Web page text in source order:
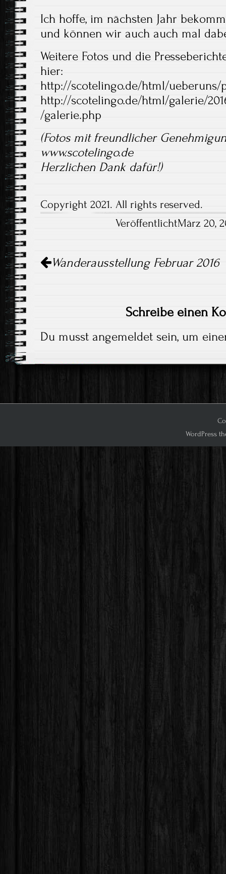
Ich hoffe, im nächsten Jahr
und können wir auch auch mal
Weitere Fotos und die
hier:
http://scotelingo.de/html/ueberuns/
http://scotelingo.de/html/galerie/
/galerie.php
(Fotos mit freundlicher
www.scotelingo.de
Herzlichen Dank dafür!)
Copyright 2021. All rights reserved.
VeröffentlichtMärz 20,
Navigation
Wanderausstellung Februar 2016
Schreibe einen
Du musst angemeldet sein, um
WordPress